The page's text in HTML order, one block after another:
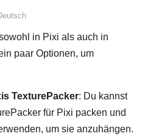
in Pixi als auch in
paar Optionen, um
TexturePacker: Du kannst
für Pixi packen und
um sie anzuhängen.